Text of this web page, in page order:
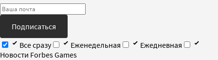
Подписаться
Все сразу
Еженедельная
Ежедневная
Новости Forbes Games